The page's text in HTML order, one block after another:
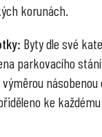
korunách.
Byty dle své
parkovacího stání
násobenou
ke